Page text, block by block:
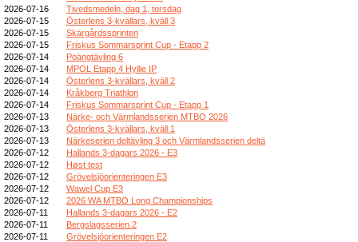
2026-07-16
Tivedsmedeln, dag 1, torsdag
2026-07-15
Österlens 3-kvällars, kväll 3
2026-07-15
Skärgårdssprinten
2026-07-15
Friskus Sommarsprint Cup - Etapp 2
2026-07-14
Poängtävling 6
2026-07-14
MPOL Etapp 4 Hyllie IP
2026-07-14
Österlens 3-kvällars, kväll 2
2026-07-14
Kråkberg Triathlon
2026-07-14
Friskus Sommarsprint Cup - Etapp 1
2026-07-13
Närke- och Värmlandsserien MTBO 2026
2026-07-13
Österlens 3-kvällars, kväll 1
2026-07-13
Närkeserien deltävling 3 och Värmlandsserien deltä
2026-07-12
Hallands 3-dagars 2026 - E3
2026-07-12
Høst test
2026-07-12
Grövelsjöorienteringen E3
2026-07-12
Wawel Cup E3
2026-07-12
2026 WA MTBO Long Championships
2026-07-11
Hallands 3-dagars 2026 - E2
2026-07-11
Bergslagsserien 2
2026-07-11
Grövelsjöorienteringen E2